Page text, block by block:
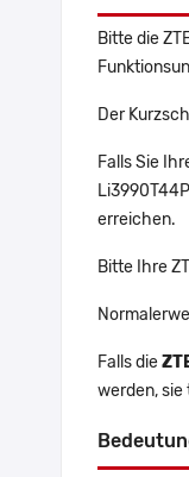
Bitte die
Der
Falls Sie
erreichen.
Bitte Ihre
Falls die
werden,